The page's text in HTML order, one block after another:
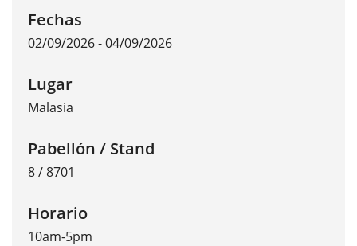
Fechas
02/09/2026 - 04/09/2026
Lugar
Malasia
Pabellón / Stand
8 / 8701
Horario
10am-5pm